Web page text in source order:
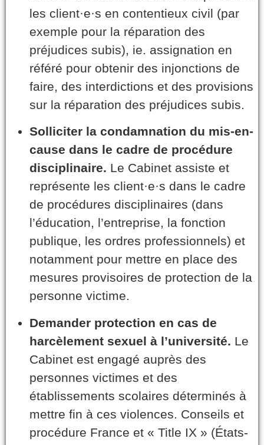
les client·e·s en contentieux civil (par
exemple pour la réparation des
préjudices subis), ie. assignation en
référé pour obtenir des injonctions de
faire, des interdictions et des provisions
sur la réparation des préjudices subis.
Solliciter la condamnation du mis-en-
cause dans le cadre de procédure
disciplinaire. Le Cabinet assiste et
représente les client·e·s dans le cadre
de procédures disciplinaires (dans
l’éducation, l’entreprise, la fonction
publique, les ordres professionnels) et
notamment pour mettre en place des
mesures provisoires de protection de la
personne victime.
Demander protection en cas de
harcèlement sexuel à l’université. Le
Cabinet est engagé auprès des
personnes victimes et des
établissements scolaires déterminés à
mettre fin à ces violences. Conseils et
procédure France et « Title IX » (États-